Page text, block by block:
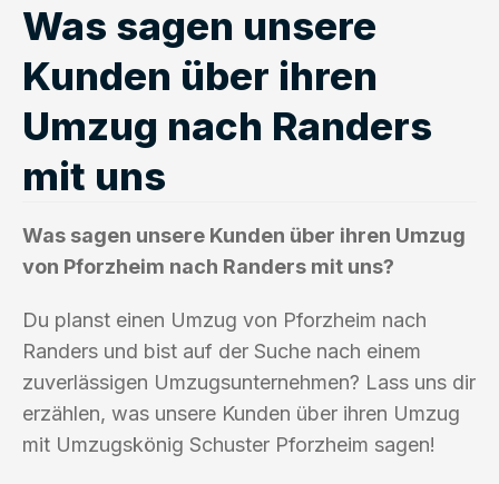
Was sagen unsere
Kunden über ihren
Umzug nach Randers
mit uns
Was sagen unsere Kunden über ihren Umzug
von Pforzheim nach Randers mit uns?
Du planst einen Umzug von Pforzheim nach
Randers und bist auf der Suche nach einem
zuverlässigen Umzugsunternehmen? Lass uns dir
erzählen, was unsere Kunden über ihren Umzug
mit Umzugskönig Schuster Pforzheim sagen!